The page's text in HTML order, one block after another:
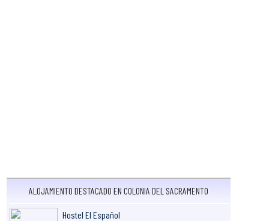
ALOJAMIENTO DESTACADO EN COLONIA DEL SACRAMENTO
Hostel El Español